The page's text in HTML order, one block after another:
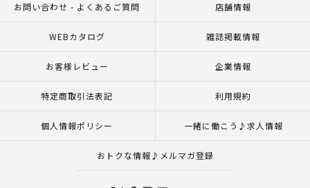
お問い合わせ - よくあるご質問 店舗情報
WEBカタログ 雑誌掲載情報
お客様レビュー 企業情報
特定商取引法表記 利用規約
個人情報ポリシー 一緒に働こう♪求人情報
おトクな情報♪メルマガ登録